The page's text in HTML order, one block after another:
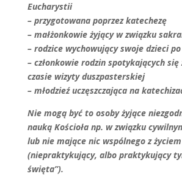
Eucharystii
– przygotowana poprzez katechezę
– małżonkowie żyjący w związku
– rodzice wychowujący swoje dzieci
– członkowie rodzin spotykających
czasie wizyty duszpasterskiej
– młodzieź uczęszczająca na
Nie mogą być to osoby żyjące
nauką Kościoła np. w związku
lub nie mające nic wspólnego z życiem
(niepraktykujący, albo praktykujący
święta”).